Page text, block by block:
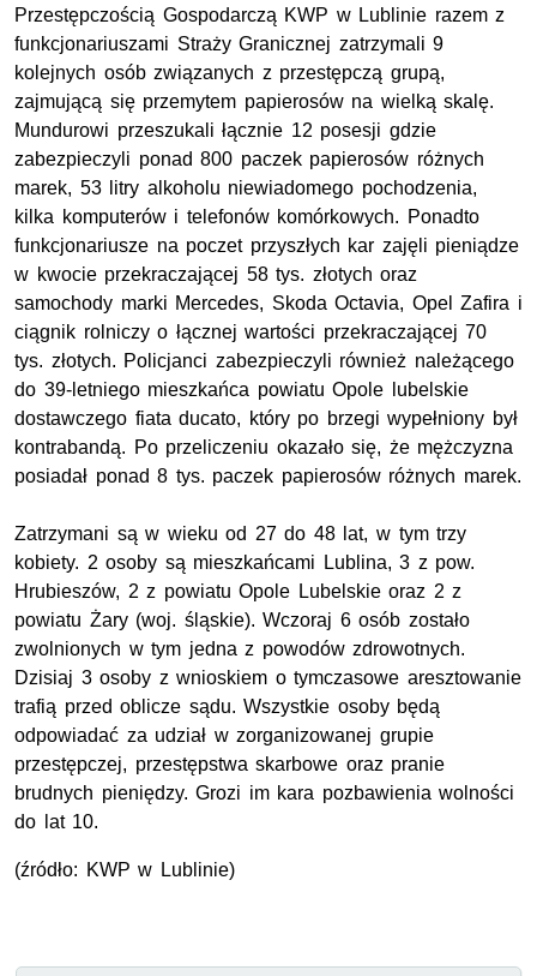
Przestępczością Gospodarczą KWP w Lublinie razem z
funkcjonariuszami Straży Granicznej zatrzymali 9
kolejnych osób związanych z przestępczą grupą,
zajmującą się przemytem papierosów na wielką skalę.
Mundurowi przeszukali łącznie 12 posesji gdzie
zabezpieczyli ponad 800 paczek papierosów różnych
marek, 53 litry alkoholu niewiadomego pochodzenia,
kilka komputerów i telefonów komórkowych. Ponadto
funkcjonariusze na poczet przyszłych kar zajęli pieniądze
w kwocie przekraczającej 58 tys. złotych oraz
samochody marki Mercedes, Skoda Octavia, Opel Zafira i
ciągnik rolniczy o łącznej wartości przekraczającej 70
tys. złotych. Policjanci zabezpieczyli również należącego
do 39-letniego mieszkańca powiatu Opole lubelskie
dostawczego fiata ducato, który po brzegi wypełniony był
kontrabandą. Po przeliczeniu okazało się, że mężczyzna
posiadał ponad 8 tys. paczek papierosów różnych marek.
Zatrzymani są w wieku od 27 do 48 lat, w tym trzy
kobiety. 2 osoby są mieszkańcami Lublina, 3 z pow.
Hrubieszów, 2 z powiatu Opole Lubelskie oraz 2 z
powiatu Żary (woj. śląskie). Wczoraj 6 osób zostało
zwolnionych w tym jedna z powodów zdrowotnych.
Dzisiaj 3 osoby z wnioskiem o tymczasowe aresztowanie
trafią przed oblicze sądu. Wszystkie osoby będą
odpowiadać za udział w zorganizowanej grupie
przestępczej, przestępstwa skarbowe oraz pranie
brudnych pieniędzy. Grozi im kara pozbawienia wolności
do lat 10.
(źródło: KWP w Lublinie)